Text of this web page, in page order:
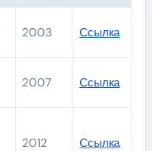
2003 Ссылка
2007 Ссылка
2012 Ссылка